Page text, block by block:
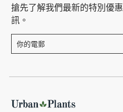
搶先了解我們最新的特別優
訊。